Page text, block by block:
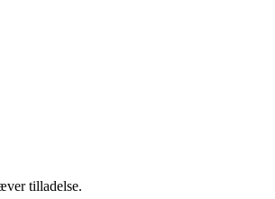
tilladelse.